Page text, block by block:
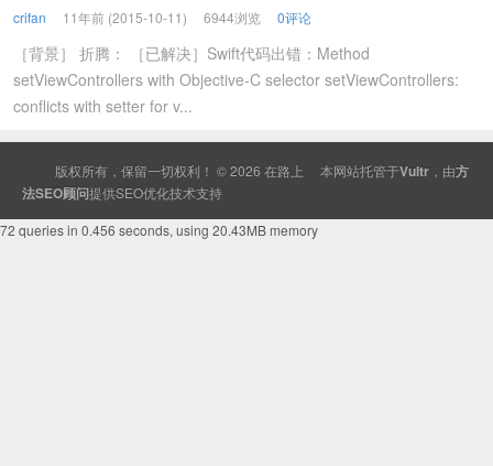
crifan 11年前 (2015-10-11) 6944浏览 0评论
［背景］ 折腾： ［已解决］Swift代码出错：Method
setViewControllers with Objective-C selector setViewControllers:
conflicts with setter for v...
版权所有，保留一切权利！ © 2026 在路上 本网站托管于Vultr ，由方
法SEO顾问提供SEO优化技术支持
72 queries in 0.456 seconds, using 20.43MB memory